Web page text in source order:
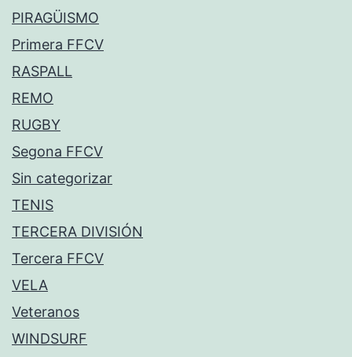
PIRAGÜISMO
Primera FFCV
RASPALL
REMO
RUGBY
Segona FFCV
Sin categorizar
TENIS
TERCERA DIVISIÓN
Tercera FFCV
VELA
Veteranos
WINDSURF